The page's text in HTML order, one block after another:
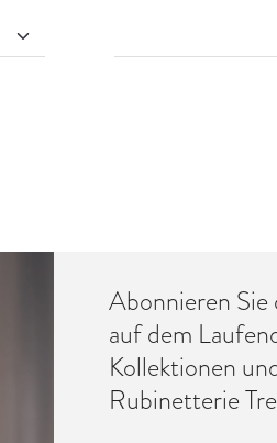
Abonnieren
auf dem
Kollektionen
Rubinetterie